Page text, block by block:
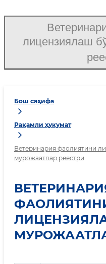
Бош саҳифа
Рақамли ҳукумат
Ветеринария фаолиятини
мурожаатлар реестри
лицензиялаш